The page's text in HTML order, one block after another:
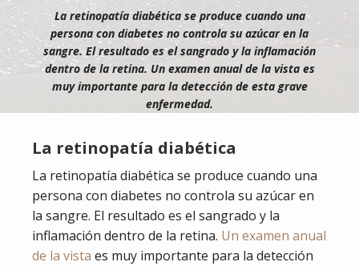
La retinopatía diabética se produce cuando una
persona con diabetes no controla su azúcar en la
sangre. El resultado es el sangrado y la inflamación
dentro de la retina. Un examen anual de la vista es
muy importante para la detección de esta grave
enfermedad.
La retinopatía diabética
La retinopatía diabética se produce cuando una
persona con diabetes no controla su azúcar en
la sangre. El resultado es el sangrado y la
inflamación dentro de la retina. Un examen anual
de la vista es muy importante para la detección